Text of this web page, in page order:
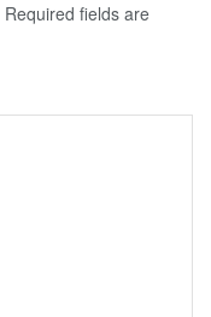
Required fields are